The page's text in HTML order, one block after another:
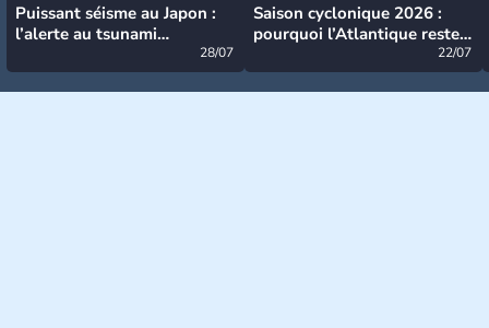
Puissant séisme au Japon :
l’alerte au tsunami
28/07
Saison cyclonique 2026 :
pourquoi l’Atlantique reste
22/07